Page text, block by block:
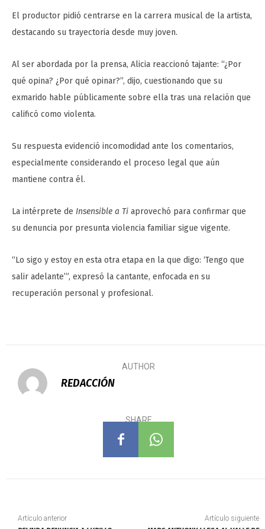
El productor pidió centrarse en la carrera musical de la artista,
destacando su trayectoria desde muy joven.
Al ser abordada por la prensa, Alicia reaccionó tajante: “¿Por
qué opina? ¿Por qué opinar?”, dijo, cuestionando que su
exmarido hable públicamente sobre ella tras una relación que
calificó como violenta.
Su respuesta evidenció incomodidad ante los comentarios,
especialmente considerando el proceso legal que aún
mantiene contra él.
La intérprete de Insensible a Ti aprovechó para confirmar que
su denuncia por presunta violencia familiar sigue vigente.
“Lo sigo y estoy en esta otra etapa en la que digo: ‘Tengo que
salir adelante’”, expresó la cantante, enfocada en su
recuperación personal y profesional.
AUTHOR
REDACCIÓN
SHARE
Artículo anterior
Artículo siguiente